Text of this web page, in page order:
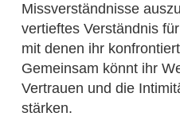
Missverständnisse
vertieftes Verständnis
mit denen ihr
Gemeinsam könnt ihr
Vertrauen und die
stärken.